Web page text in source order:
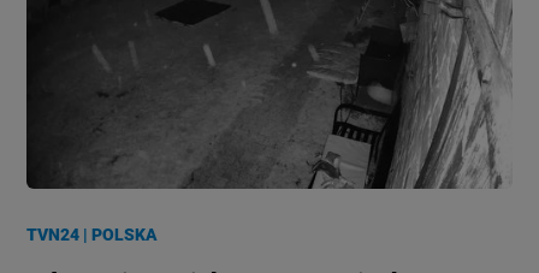
TVN24 |POLSKA